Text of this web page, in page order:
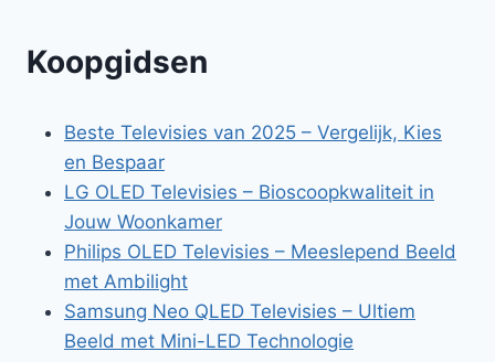
Koopgidsen
Beste Televisies van 2025 – Vergelijk, Kies
en Bespaar
LG OLED Televisies – Bioscoopkwaliteit in
Jouw Woonkamer
Philips OLED Televisies – Meeslepend Beeld
met Ambilight
Samsung Neo QLED Televisies – Ultiem
Beeld met Mini-LED Technologie